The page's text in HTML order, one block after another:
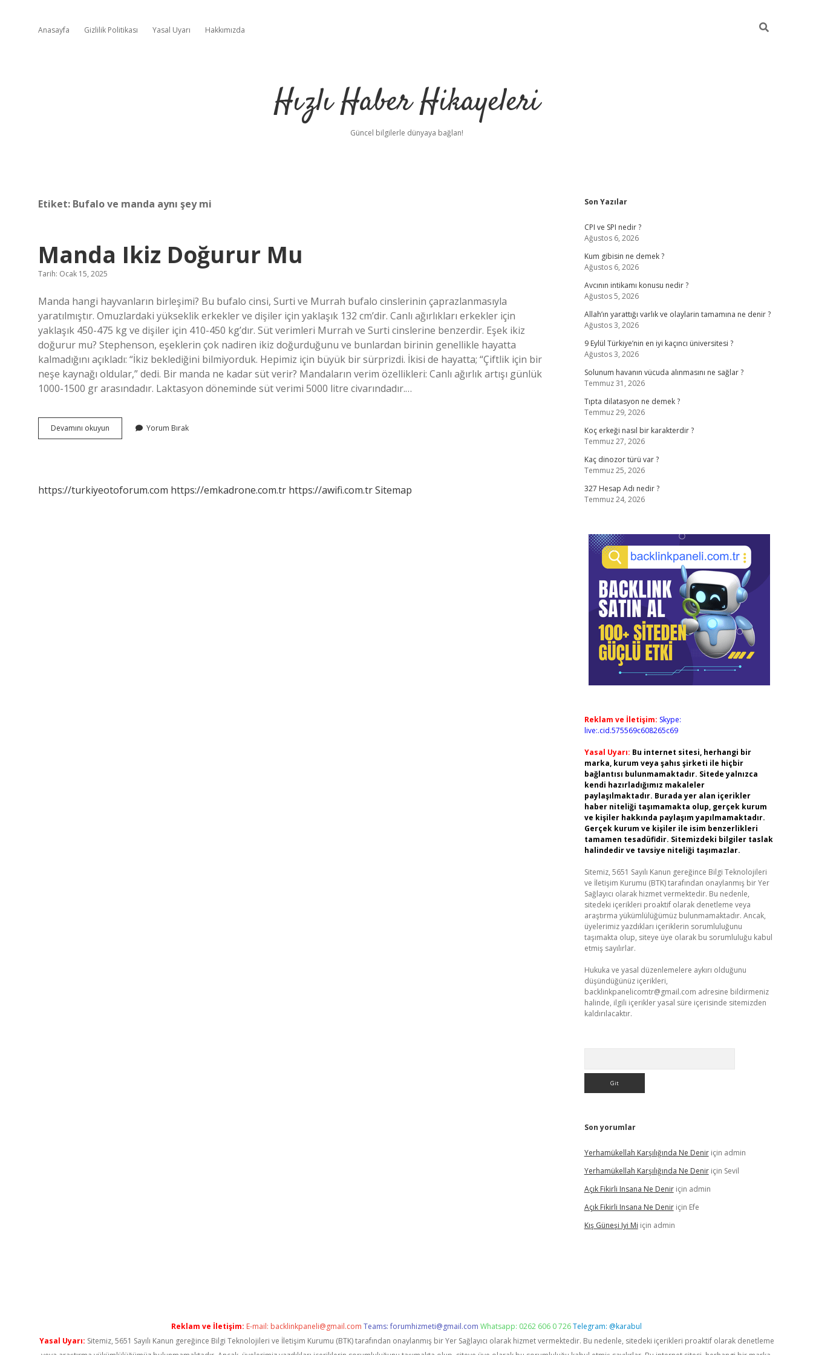
Anasayfa Gizlilik Politikası Yasal Uyarı Hakkımızda
Hızlı Haber Hikayeleri
Güncel bilgilerle dünyaya bağlan!
Etiket: Bufalo ve manda aynı şey mi
Manda Ikiz Doğurur Mu
Tarih: Ocak 15, 2025
Manda hangi hayvanların birleşimi? Bu bufalo cinsi, Surti ve Murrah bufalo cinslerinin çaprazlanmasıyla
yaratılmıştır. Omuzlardaki yükseklik erkekler ve dişiler için yaklaşık 132 cm’dir. Canlı ağırlıkları erkekler için
yaklaşık 450-475 kg ve dişiler için 410-450 kg’dır. Süt verimleri Murrah ve Surti cinslerine benzerdir. Eşek ikiz
doğurur mu? Stephenson, eşeklerin çok nadiren ikiz doğurduğunu ve bunlardan birinin genellikle hayatta
kalmadığını açıkladı: “İkiz beklediğini bilmiyorduk. Hepimiz için büyük bir sürprizdi. İkisi de hayatta; “Çiftlik için bir
neşe kaynağı oldular,” dedi. Bir manda ne kadar süt verir? Mandaların verim özellikleri: Canlı ağırlık artışı günlük
1000-1500 gr arasındadır. Laktasyon döneminde süt verimi 5000 litre civarındadır.…
Devamını okuyun
Ikiz
Yorum Bırak
https://turkiyeotoforum.com https://emkadrone.com.tr https://awifi.com.trSitemap
Sidebar
Son Yazılar
CPI ve SPI nedir ?
Ağustos 6, 2026
Kum gibisin ne demek ?
Ağustos 6, 2026
Avcının intikamı konusu nedir ?
Ağustos 5, 2026
Allah’ın yarattığı varlık ve olaylarin tamamına ne denir ?
Ağustos 3, 2026
9 Eylül Türkiye’nin en iyi kaçıncı üniversitesi ?
Ağustos 3, 2026
Solunum havanın vücuda alınmasını ne sağlar ?
Temmuz 31, 2026
Tıpta dilatasyon ne demek ?
Temmuz 29, 2026
Koç erkeği nasıl bir karakterdir ?
Temmuz 27, 2026
Kaç dinozor türü var ?
Temmuz 25, 2026
327 Hesap Adı nedir ?
Temmuz 24, 2026
Reklam ve İletişim: Skype:
live:.cid.575569c608265c69
Yasal Uyarı: Bu internet sitesi, herhangi bir
marka, kurum veya şahıs şirketi ile hiçbir
bağlantısı bulunmamaktadır. Sitede yalnızca
kendi hazırladığımız makaleler
paylaşılmaktadır. Burada yer alan içerikler
haber niteliği taşımamakta olup, gerçek kurum
ve kişiler hakkında paylaşım yapılmamaktadır.
Gerçek kurum ve kişiler ile isim benzerlikleri
tamamen tesadüfidir. Sitemizdeki bilgiler taslak
halindedir ve tavsiye niteliği taşımazlar.
Sitemiz, 5651 Sayılı Kanun gereğince Bilgi Teknolojileri
ve İletişim Kurumu (BTK) tarafından onaylanmış bir Yer
Sağlayıcı olarak hizmet vermektedir. Bu nedenle,
sitedeki içerikleri proaktif olarak denetleme veya
araştırma yükümlülüğümüz bulunmamaktadır. Ancak,
üyelerimiz yazdıkları içeriklerin sorumluluğunu
taşımakta olup, siteye üye olarak bu sorumluluğu kabul
etmiş sayılırlar.
Hukuka ve yasal düzenlemelere aykırı olduğunu
düşündüğünüz içerikleri,
backlinkpanelicomtr@gmail.com adresine bildirmeniz
halinde, ilgili içerikler yasal süre içerisinde sitemizden
kaldırılacaktır.
Son yorumlar
Yerhamükellah Karşılığında Ne Deniriçin admin
Yerhamükellah Karşılığında Ne Deniriçin Sevil
Açık Fikirli Insana Ne Deniriçin admin
Açık Fikirli Insana Ne Deniriçin Efe
Kış Güneşi Iyi Mi için admin
Reklam ve İletişim: E-mail: backlinkpaneli@gmail.com Teams:forumhizmeti@gmail.com Whatsapp: 0262 606 0 726Telegram: @karabul
Yasal Uyarı: Sitemiz, 5651 Sayılı Kanun gereğince Bilgi Teknolojileri ve İletişim Kurumu (BTK) tarafından onaylanmış bir Yer Sağlayıcı olarak hizmet vermektedir. Bu nedenle, sitedeki içerikleri proaktif olarak denetleme